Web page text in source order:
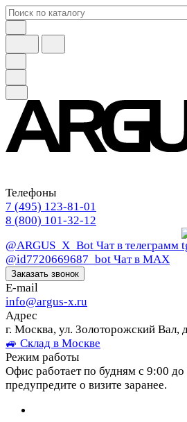
Телефоны
7 (495) 123-81-01
8 (800) 101-32-12
@ARGUS_X_Bot Чат в телеграмм
@id7720669687_bot Чат в МАХ
Заказать звонок
E-mail
info@argus-x.ru
Адрес
г. Москва, ул. Золоторожский Вал,
🚙 Склад в Москве
Режим работы
Офис работает по будням с 9:00
предупредите о визите заранее.